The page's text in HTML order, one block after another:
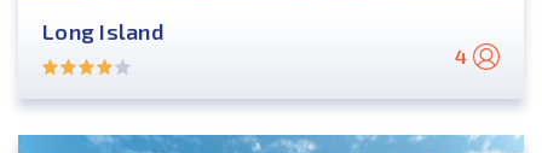
Long Island
4